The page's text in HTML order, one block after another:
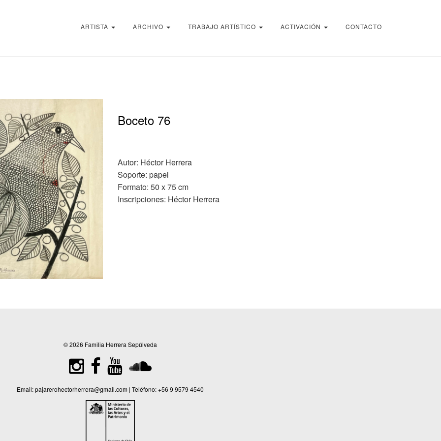
ARTISTA ARCHIVO TRABAJO ARTÍSTICO ACTIVACIÓN CONTACTO
Boceto 76
Autor: Héctor Herrera
Soporte: papel
Formato: 50 x 75 cm
Inscripciones: Héctor Herrera
© 2026 Familia Herrera Sepúlveda
Email:pajarerohectorherrera@gmail.com | Teléfono:+56 9 9579 4540